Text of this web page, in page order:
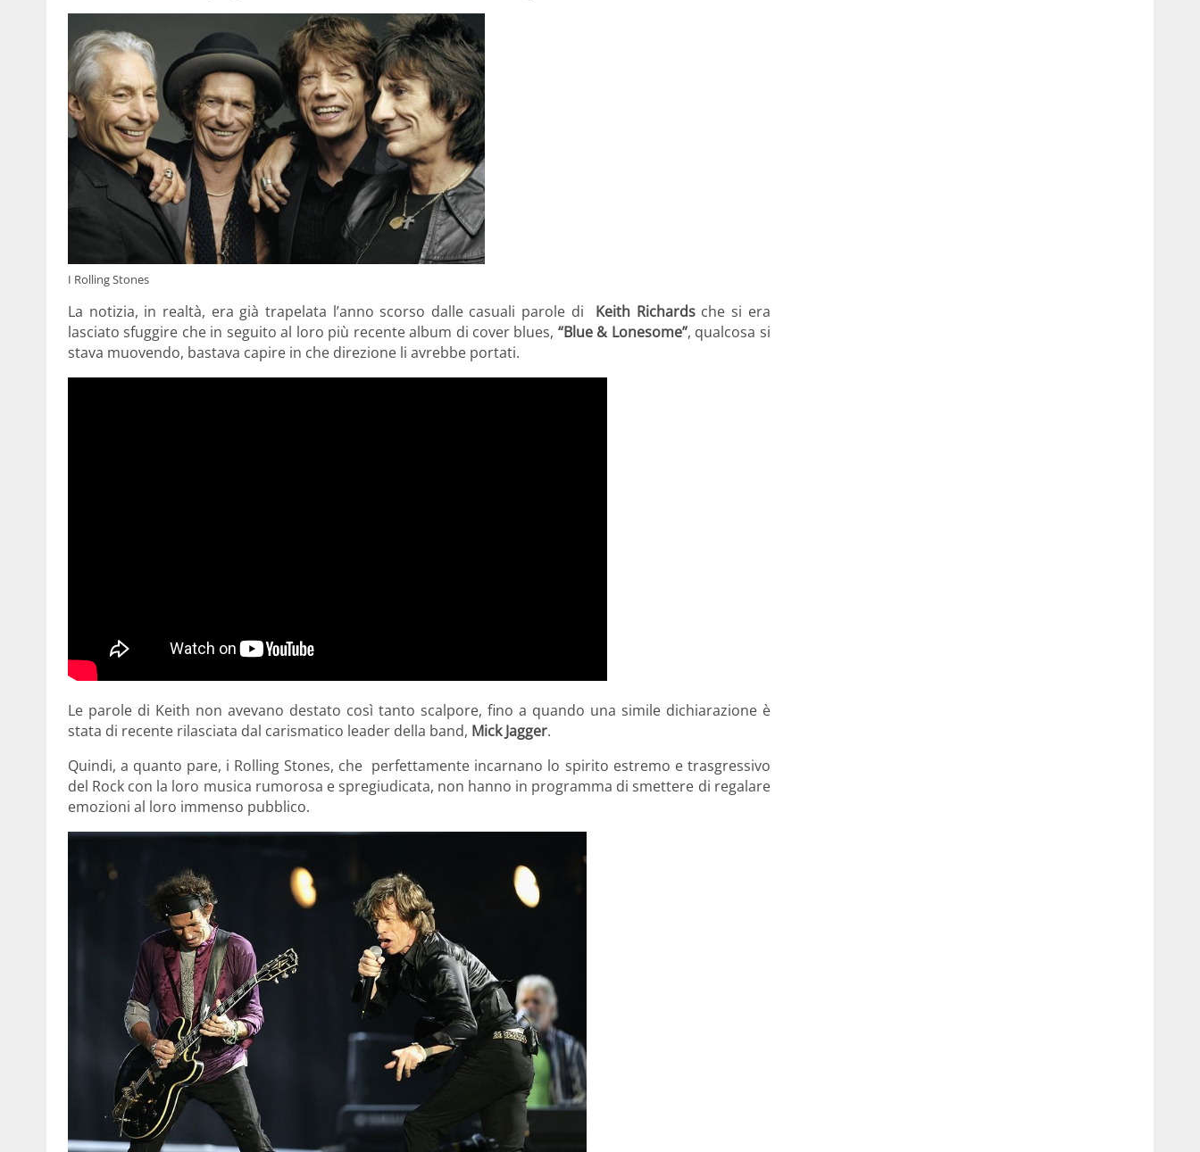
I Rolling Stones
La notizia, in realtà, era già trapelata l’anno scorso dalle casuali parole di Keith Richardsche si era
lasciato sfuggire che in seguito al loro più recente album di cover blues, “Blue & Lonesome”, qualcosa si
stava muovendo, bastava capire in che direzione li avrebbe portati.
Le parole di Keith non avevano destato così tanto scalpore, fino a quando una simile dichiarazione è
stata di recente rilasciata dal carismatico leader della band, Mick Jagger.
Quindi, a quanto pare, i Rolling Stones, che perfettamente incarnano lo spirito estremo e trasgressivo
del Rock con la loro musica rumorosa e spregiudicata, non hanno in programma di smettere di regalare
emozioni al loro immenso pubblico.